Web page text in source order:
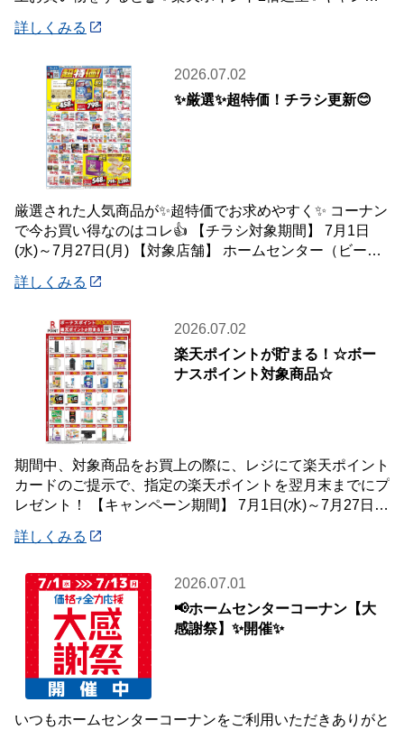
詳しくみる
2026.07.02
✨厳選✨超特価！チラシ更新😊
厳選された人気商品が✨超特価でお求めやすく✨ コーナン
で今お買い得なのはコレ👍 【チラシ対象期間】 7月1日
(水)～7月27日(月) 【対象店舗】 ホームセンター（ビーバ
詳しくみる
2026.07.02
楽天ポイントが貯まる！☆ボー
ナスポイント対象商品☆
期間中、対象商品をお買上の際に、レジにて楽天ポイント
カードのご提示で、指定の楽天ポイントを翌月末までにプ
レゼント！ 【キャンペーン期間】 7月1日(水)～7月27日
詳しくみる
2026.07.01
📢ホームセンターコーナン【大
感謝祭】✨開催✨
いつもホームセンターコーナンをご利用いただきありがと